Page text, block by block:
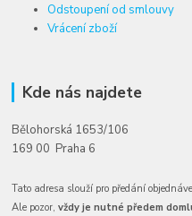
Odstoupení od smlouvy
Vrácení zboží
Kde nás najdete
Bělohorská 1653/106
169 00 Praha 6
Tato adresa slouží pro předání
Ale pozor,vždy je nutné předem